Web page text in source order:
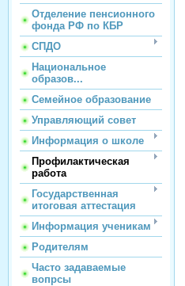
Отделение пенсионного
фонда РФ по КБР
СПДО
Национальное
образов...
Семейное образование
Управляющий совет
Информация о школе
Профилактическая
работа
Государственная
итоговая аттестация
Информация ученикам
Родителям
Часто задаваемые
вопрсы